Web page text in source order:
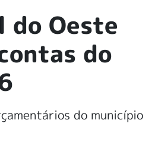
do Oeste
do
do município